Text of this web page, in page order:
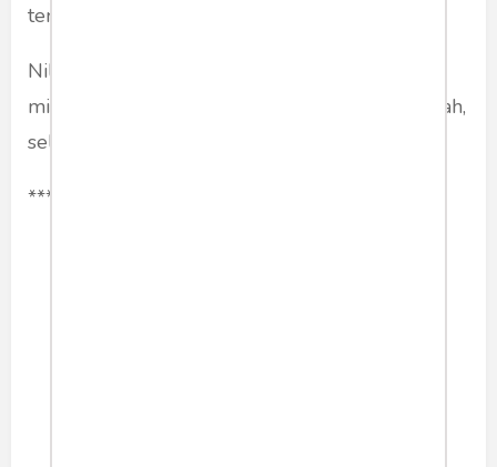
terhormat”.
Nilainya fantastis! Konon, mencapai Rp 700
miliar. Karena, kalau main, dia tidak pernah kalah,
selalu menang. Siapa beliau?
***